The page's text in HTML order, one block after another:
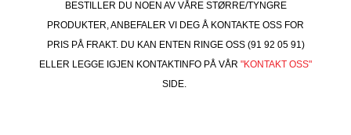
BESTILLER DU NOEN AV VÅRE STØRRE/TYNGRE
PRODUKTER, ANBEFALER VI DEG Å KONTAKTE OSS FOR
PRIS PÅ FRAKT. DU KAN ENTEN RINGE OSS (91 92 05 91)
ELLER LEGGE IGJEN KONTAKTINFO PÅ VÅR "KONTAKT OSS"
SIDE.